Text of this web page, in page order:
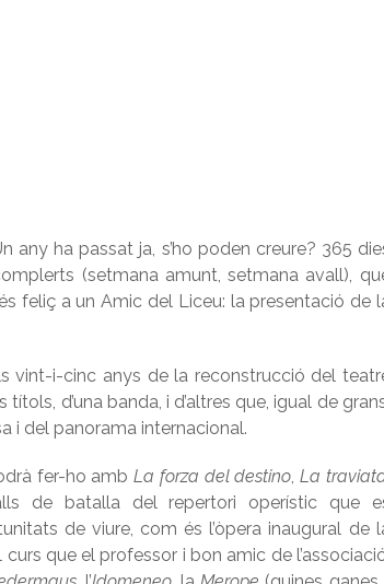
any ha passat ja, s’ho poden creure? 365
(setmana amunt, setmana avall),
feliç a un Amic del Liceu: la presentació de
vint-i-cinc anys de la reconstrucció del
d’una banda, i d’altres que, igual de
i del panorama internacional.
fer-ho ambLa forza del destino,La
de batalla del repertori operístic que
de viure, com és l’òpera inaugural de
que el professor i bon amic de